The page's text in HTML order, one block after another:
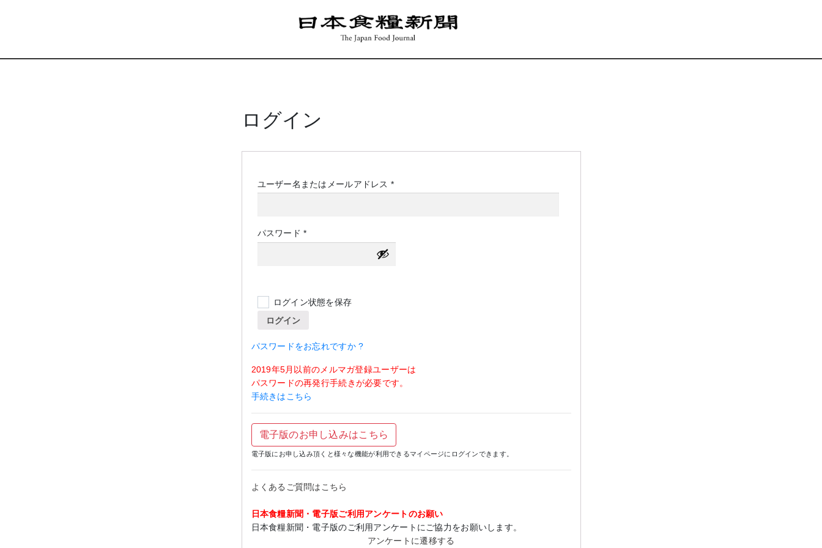
ログイン
ユーザー名またはメールアドレス *必
パスワード*必
須
ログイン状態を保存
ログイン
パスワードをお忘れですか ?
2019年5月以前のメルマガ登録ユーザーは
パスワードの再発行手続きが必要です。
手続きはこちら
電子版のお申し込みはこちら
電子版にお申し込み頂くと様々な機能が利用できるマイページにログインできます。
よくあるご質問はこちら
日本食糧新聞・電子版ご利用アンケートのお願い
日本食糧新聞・電子版のご利用アンケートにご協力をお願いします。
アンケートに遷移する